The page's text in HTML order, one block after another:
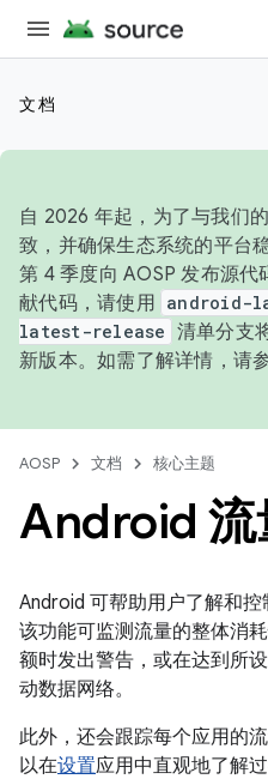
文档
自 2026 年起，为了与我们
致，并确保生态系统的平台
第 4 季度向 AOSP 发布源
献代码，请使用 android-
latest-release 清单分支
新版本。如需了解详情，请
AOSP 文档 核心主题
Android 流
Android 可帮助用户了解和控
该功能可监测流量的整体消
额时发出警告，或在达到所
动数据网络。
此外，还会跟踪每个应用的
以在设置应用中直观地了解